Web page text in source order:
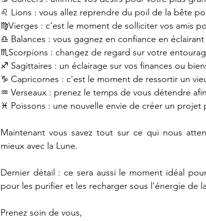
♌ Lions : vous allez reprendre du poil de la bête
♍Vierges : c'est le moment de solliciter vos amis
♎ Balances : vous gagnez en confiance en
♏Scorpions : changez de regard sur votre
♐ Sagittaires : un éclairage sur vos finances ou
♑ Capricornes : c'est le moment de ressortir un
♒ Verseaux : prenez le temps de vous détendre
♓ Poissons : une nouvelle envie de créer un
Maintenant vous savez tout sur ce qui nous
mieux avec la Lune.
Dernier détail : ce sera aussi le moment idéal
pour les purifier et les recharger sous l'énergie de
Prenez soin de vous,